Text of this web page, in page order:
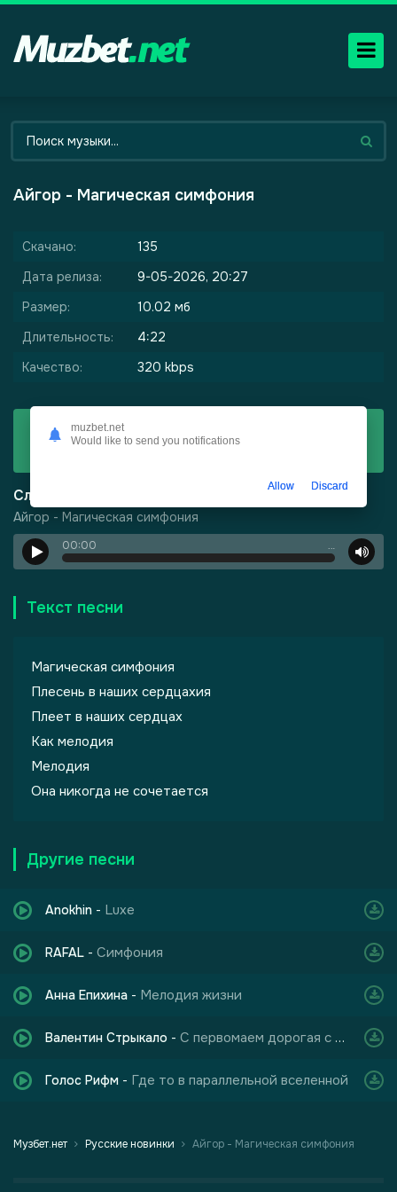
Айгор - Магическая симфония
Скачано:
135
Дата релиза:
9-05-2026, 20:27
Размер:
10.02 мб
Длительность:
4:22
Качество:
320 kbps
Скачать
Слушать
Айгор - Магическая симфония
00:00 …
Текст песни
Магическая симфония
Плесень в наших сердцахия
Плеет в наших сердцах
Как мелодия
Мелодия
Она никогда не сочетается
Другие песни
Anokhin - Luxe
RAFAL - Симфония
Анна Епихина - Мелодия жизни
Валентин Стрыкало - С первомаем дорогая с этим ясным весенним днём
Голос Рифм - Где то в параллельной вселенной
Музбет.нет Русские новинки Айгор - Магическая симфония
muzbet.net
Would like to send you notifications
Allow Discard